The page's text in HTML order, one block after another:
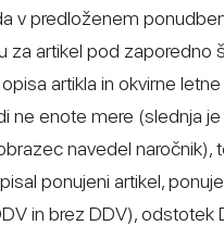
v predloženem
za artikel pod zaporedno
artikla in okvirne
ne enote mere (slednja
navedel naročnik),
ponujeni artikel,
in brez DDV), odstotek